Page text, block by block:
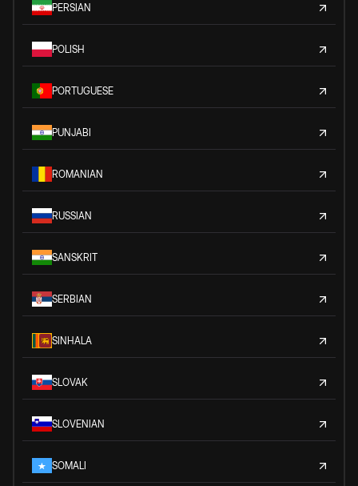
PERSIAN
POLISH
PORTUGUESE
PUNJABI
ROMANIAN
RUSSIAN
SANSKRIT
SERBIAN
SINHALA
SLOVAK
SLOVENIAN
SOMALI